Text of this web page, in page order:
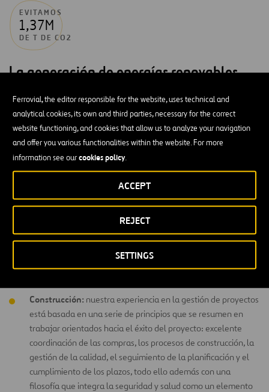
Ferrovial, the editor responsible for the website, uses technical and
analytical cookies, its own and third parties, necessary for the correct
website functioning, and cookies that allow us to analyze your navigation
and offer you various functionalities within the website. For more
information see ourcookies policy.
SETTINGS
REJECT
ACCEPT
EVITAMOS
1,37M
DE T DE CO2
La generación de energías renovables
Laapuesta por las energías renovables es clave en el camino
de reducir el impacto que la actividad humanaestá provocando
sobre el medioambiente, contribuyendo así a la lucha contra el
cambio climático. Por ello, enfocamos nuestros esfuerzos en
diseñar, construir y operarparques eólicos, plantas de energía
solar fotovoltaica, sistemas de almacenamiento de energía y
plantas de producción de hidrógeno verde
Nuestra actividad se resume en cuatro áreas:
Ingeniería:nuestros servicios incluyen desde la realización de
identificación de ubicaciones y, trabajos de ingeniería básica y
Construcción: nuestra experiencia en la gestión de proyectos
está basada en una serie de principios que se resumen en
trabajar orientados hacia el éxito del proyecto: excelente
coordinación de las compras, los procesos de construcción, la
gestión de la calidad, el seguimiento de la planificación y el
cumplimiento de los plazos, todo ello además con una
filosofía que integra la seguridad y salud como un elemento